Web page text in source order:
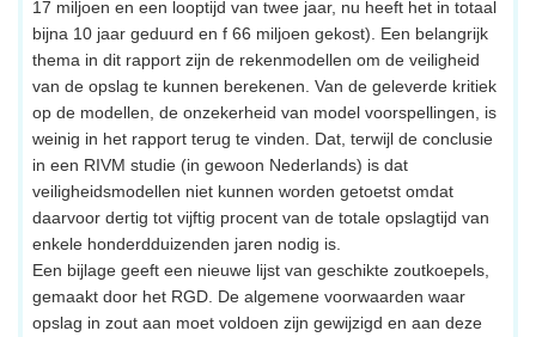
17 miljoen en een looptijd van twee jaar, nu heeft het in totaal
bijna 10 jaar geduurd en f 66 miljoen gekost). Een belangrijk
thema in dit rapport zijn de rekenmodellen om de veiligheid
van de opslag te kunnen berekenen. Van de geleverde kritiek
op de modellen, de onzekerheid van model voorspellingen, is
weinig in het rapport terug te vinden. Dat, terwijl de conclusie
in een RIVM studie (in gewoon Nederlands) is dat
veiligheidsmodellen niet kunnen worden getoetst omdat
daarvoor dertig tot vijftig procent van de totale opslagtijd van
enkele honderdduizenden jaren nodig is.
Een bijlage geeft een nieuwe lijst van geschikte zoutkoepels,
gemaakt door het RGD. De algemene voorwaarden waar
opslag in zout aan moet voldoen zijn gewijzigd en aan deze